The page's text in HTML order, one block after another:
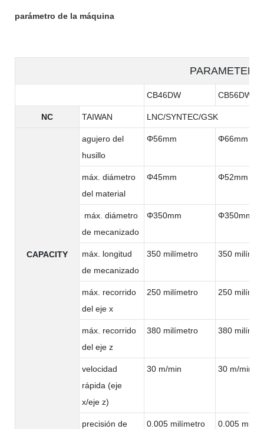
parámetro de la máquina
PARAMETER
CB46DW CB56DW
NC TAIWAN LNC/SYNTEC/GSK
CAPACITY
agujero del
husillo
Φ56mm Φ66mm
máx. diámetro
del material
Φ45mm Φ52mm
máx. diámetro
de mecanizado
Φ350mm Φ350mm
máx. longitud
de mecanizado
350 milímetro 350
máx. recorrido
del eje x
250 milímetro 250
máx. recorrido
del eje z
380 milímetro 380
velocidad
rápida (eje
x/eje z)
30 m/min 30 m/min
precisión de
0.005 milímetro 0.005